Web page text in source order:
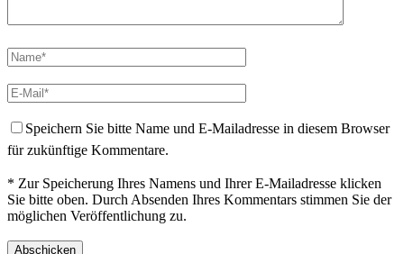
Speichern Sie bitte Name und E-Mailadresse in diesem Browser
für zukünftige Kommentare.
* Zur Speicherung Ihres Namens und Ihrer E-Mailadresse klicken
Sie bitte oben. Durch Absenden Ihres Kommentars stimmen Sie der
möglichen Veröffentlichung zu.